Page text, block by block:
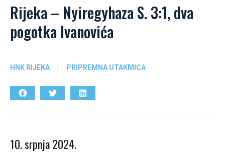
Rijeka – Nyiregyhaza S. 3:1, dva
pogotka Ivanovića
HNK RIJEKA | PRIPREMNA UTAKMICA
10. srpnja 2024.